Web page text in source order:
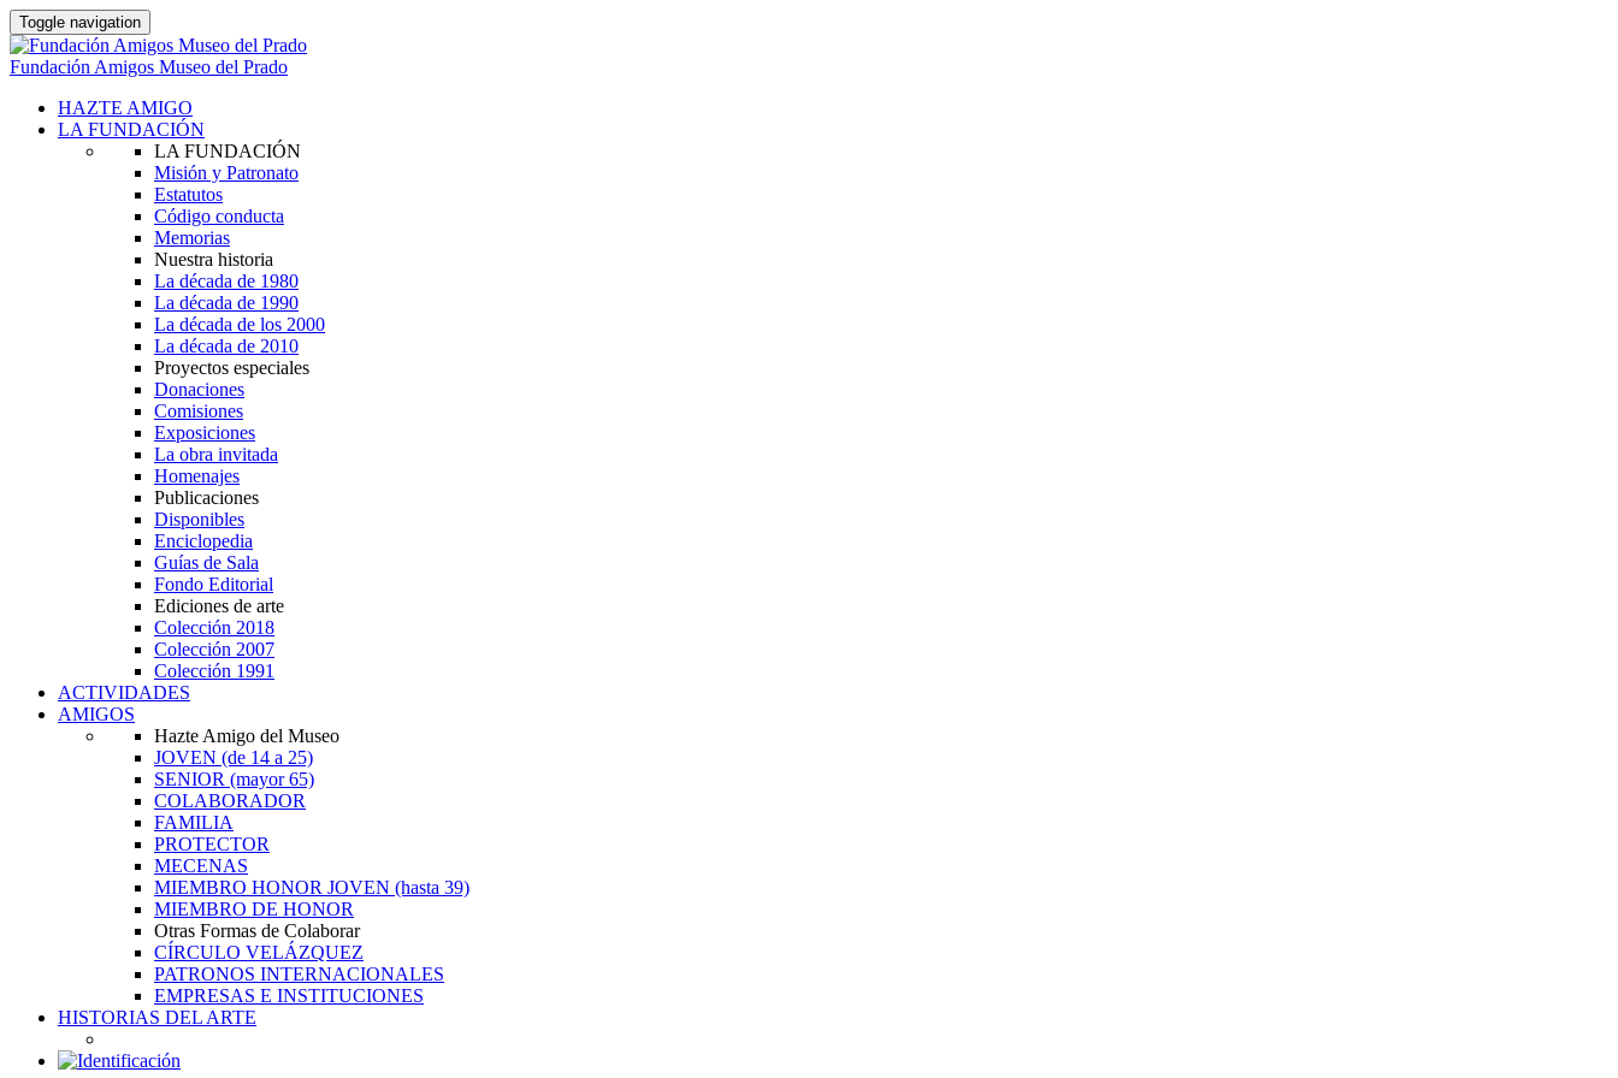
Toggle navigation
Fundación Amigos Museo del Prado
HAZTE AMIGO
LA FUNDACIÓN
LA FUNDACIÓN
Misión y Patronato
Estatutos
Código conducta
Memorias
Nuestra historia
La década de 1980
La década de 1990
La década de los 2000
La década de 2010
Proyectos especiales
Donaciones
Comisiones
Exposiciones
La obra invitada
Homenajes
Publicaciones
Disponibles
Enciclopedia
Guías de Sala
Fondo Editorial
Ediciones de arte
Colección 2018
Colección 2007
Colección 1991
ACTIVIDADES
AMIGOS
Hazte Amigo del Museo
JOVEN (de 14 a 25)
SENIOR (mayor 65)
COLABORADOR
FAMILIA
PROTECTOR
MECENAS
MIEMBRO HONOR JOVEN (hasta 39)
MIEMBRO DE HONOR
Otras Formas de Colaborar
CÍRCULO VELÁZQUEZ
PATRONOS INTERNACIONALES
EMPRESAS E INSTITUCIONES
HISTORIAS DEL ARTE